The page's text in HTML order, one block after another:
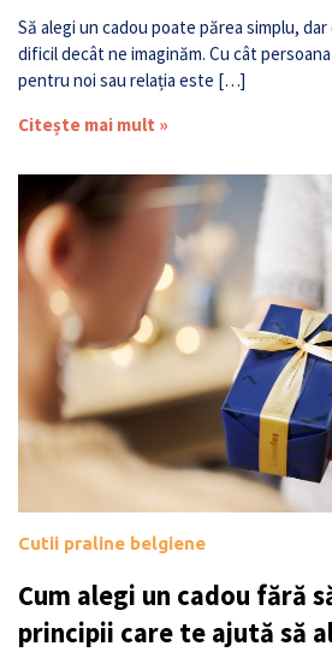
Să alegi un cadou poate părea simplu,
dificil decât ne imaginăm. Cu cât
pentru noi sau relația este […]
Citește mai mult »
Cutii praline belgiene
Cum alegi un cadou fără
principii care te ajută să